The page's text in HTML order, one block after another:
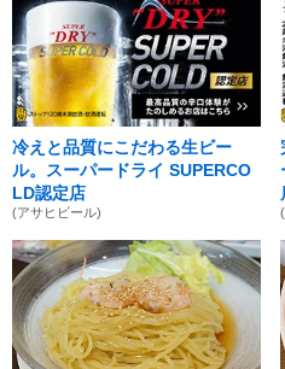
冷えと品質にこだわる生ビー
ル。スーパードライ SUPERCO
LD認定店
(アサヒビール)